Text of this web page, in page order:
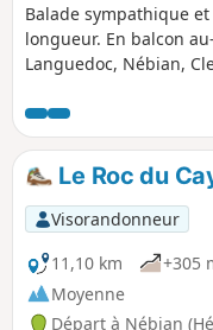
Balade sympathique
longueur. En balcon
Languedoc, Nébian,
Le Roc du
Visorandonneur
11,10 km
+305
Moyenne
Départ à Nébian